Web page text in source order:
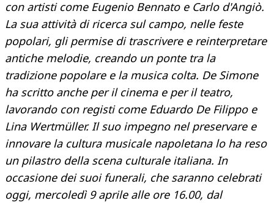
con artisti come Eugenio Bennato e Carlo d'Angiò.
La sua attività di ricerca sul campo, nelle feste
popolari, gli permise di trascrivere e reinterpretare
antiche melodie, creando un ponte tra la
tradizione popolare e la musica colta. De Simone
ha scritto anche per il cinema e per il teatro,
lavorando con registi come Eduardo De Filippo e
Lina Wertmüller. Il suo impegno nel preservare e
innovare la cultura musicale napoletana lo ha reso
un pilastro della scena culturale italiana. In
occasione dei suoi funerali, che saranno celebrati
oggi, mercoledì 9 aprile alle ore 16.00, dal